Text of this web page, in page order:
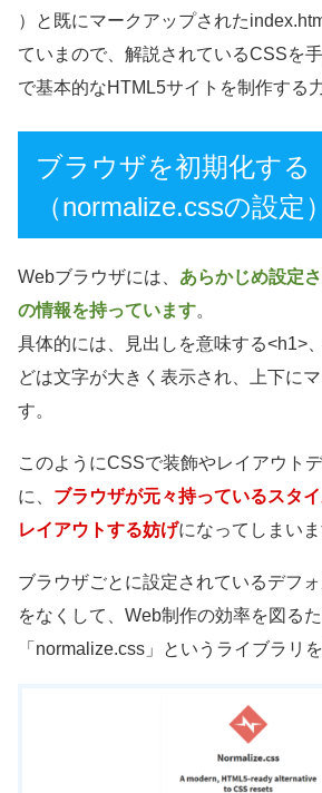
）と既にマークアップされた
ていまので、解説されているCSSを
で基本的なHTML5サイトを制作する
ブラウザを初期化する
（normalize.cssの設定）
Webブラウザには、 あらかじめ設定
の情報を持っています。
具体的には、見出しを意味する<h1>
どは文字が大きく表示され、上下に
す。
このようにCSSで装飾やレイアウト
に、 ブラウザが元々持っているスタ
レイアウトする妨げになってしまいま
ブラウザごとに設定されているデフ
をなくして、Web制作の効率を図る
「normalize.css」というライブラリ